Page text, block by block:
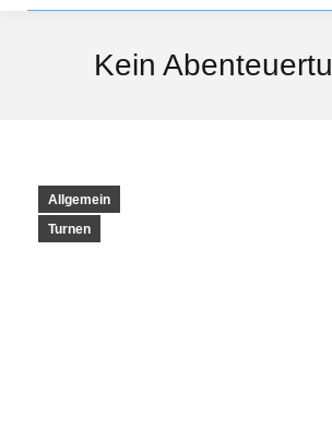
Kein
Allgemein
Turnen